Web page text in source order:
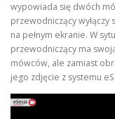
wypowiada się dwóch
przewodniczący
na pełnym ekranie. W
przewodniczący ma
mówców, ale zamiast
jego zdjęcie z systemu